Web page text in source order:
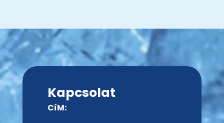
Kapcsolat
CíM: